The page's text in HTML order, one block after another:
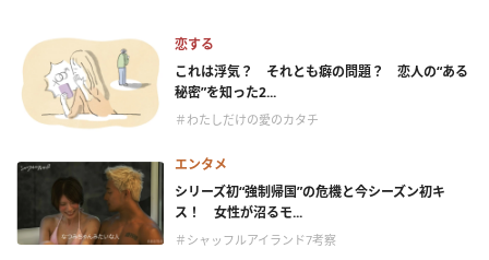
恋する
これは浮気？ それとも癖の問題？ 恋人の“ある
秘密”を知った2...
＃わたしだけの愛のカタチ
エンタメ
シリーズ初“強制帰国”の危機と今シーズン初キ
ス！ 女性が沼るモ...
＃シャッフルアイランド7考察